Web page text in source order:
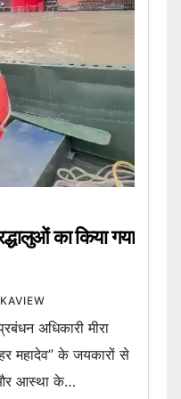
का किया गया
अधिकारी मीरा
महादेव” के जयकारों से
और आस्था के…